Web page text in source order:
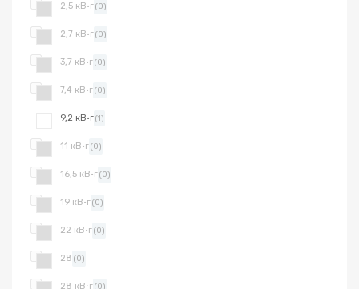
2,5 кВ·г(0)
2,7 кВ·г(0)
3,7 кВ·г(0)
7,4 кВ·г(0)
9,2 кВ·г(1)
11 кВ·г(0)
16,5 кВ·г(0)
19 кВ·г(0)
22 кВ·г(0)
28 (0)
28 кВ⋅г(0)